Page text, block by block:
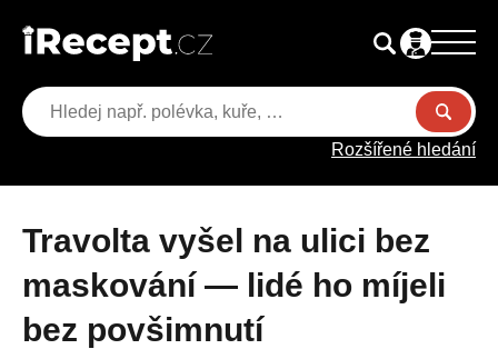
Rozšířené hledání
Travolta vyšel na ulici bez
maskování — lidé ho míjeli
bez povšimnutí